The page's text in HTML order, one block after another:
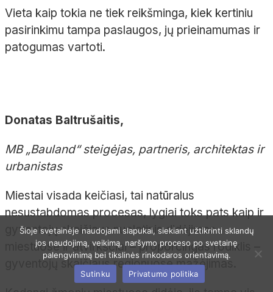
Vieta kaip tokia ne tiek reikšminga, kiek kertiniu
pasirinkimu tampa paslaugos, jų prieinamumas ir
patogumas vartoti.
Donatas Baltrušaitis,
MB „Bauland“ steigėjas, partneris, architektas ir
urbanistas
Miestai visada keičiasi, tai natūralus
nesustabdomas procesas, lygiai toks pats kaip ir
gyventojų skaičiaus nuolatinis didėjimas
miestuose ir atvirkščiai – proporcingas rodiklis –
gyventojų skaičiaus regionuose mažėjimas.
Šioje svetainėje naudojami slapukai, siekiant užtikrinti sklandų
jos naudojimą, veikimą, naršymo proceso po svetainę
palengvinimą bei tikslinės rinkodaros orientavimą.
Sutinku
Privatumo politika